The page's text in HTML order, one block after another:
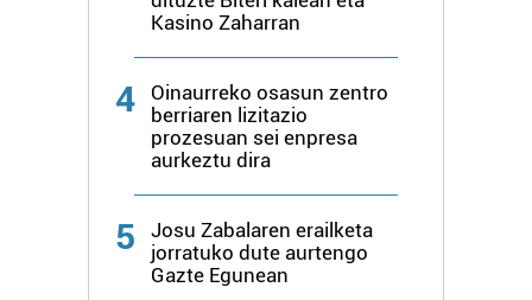
Bazkide batzuek ez dizute baimenik eskatzen, eta beren
interes komertzial legitimoetan babesten dira. Ikusi gure
bazkideen zerrenda, beren ustez zein helburutarako
duten interes legitimoa eta horren aurka nola egin
Lortu zure datu pertsonalak prozesatzeko moduari
buruzko informazio gehiago eta ezarri zure lehentasunak
datuen atalean. Edozein unetan alda edo ken dezakezu
Kasino Zaharran
4
Oinaurreko osasun zentro
berriaren lizitazio
prozesuan sei enpresa
aurkeztu dira
5
Josu Zabalaren erailketa
jorratuko dute aurtengo
Gazte Egunean